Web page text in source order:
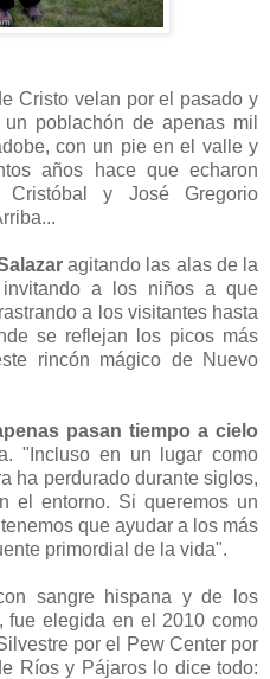
Cristo velan por el pasado y
poblachón de apenas mil
con un pie en el valle y
años hace que echaron
y José Gregorio
agitando las alas de la
a los niños a que
a los visitantes hasta
se reflejan los picos más
rincón mágico de Nuevo
pasan tiempo a cielo
"Incluso en un lugar como
ha perdurado durante siglos,
el entorno. Si queremos un
que ayudar a los más
primordial de la vida".
sangre hispana y de los
fue elegida en el 2010 como
por el Pew Center por
Ríos y Pájaros lo dice todo: